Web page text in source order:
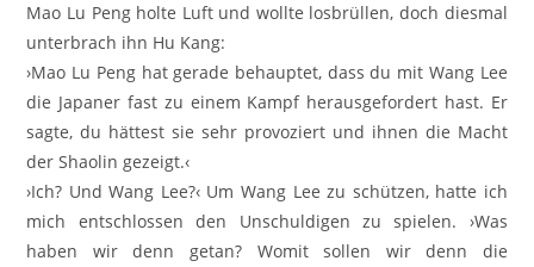
Mao Lu Peng holte Luft und wollte losbrüllen, doch diesmal
unterbrach ihn Hu Kang:
›Mao Lu Peng hat gerade behauptet, dass du mit Wang Lee
die Japaner fast zu einem Kampf herausgefordert hast. Er
sagte, du hättest sie sehr provoziert und ihnen die Macht
der Shaolin gezeigt.‹
›Ich? Und Wang Lee?‹ Um Wang Lee zu schützen, hatte ich
mich entschlossen den Unschuldigen zu spielen. ›Was
haben wir denn getan? Womit sollen wir denn die